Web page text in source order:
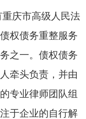
庆市高级人民法
权债务重整服务
之一。债权债务
牵头负责，并由
专业律师团队组
于企业的自行解